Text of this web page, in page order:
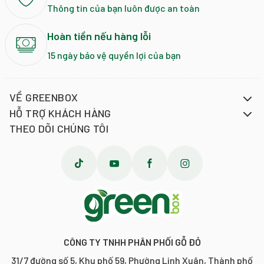
hoặc nơi có nhiệt độ cao.
🧨Lưu ý:
----------Hudson----------
#HudsonsAnhDao #KeoNgamMatLanh #CherryMenthol
#HudsonsDrops #FreshBreath #KeoNgamHudsons
Thông tin của bạn luôn được an toàn
Hoàn tiền nếu hàng lỗi
15 ngày bảo vệ quyền lợi của bạn
CÔNG TY TNHH PHÂN PHỐI GỖ ĐỎ
31/7 đường số 5, Khu phố 59, Phường Linh Xuân, Thành phố
VỀ GREENBOX
HỖ TRỢ KHÁCH HÀNG
THEO DÕI CHÚNG TÔI